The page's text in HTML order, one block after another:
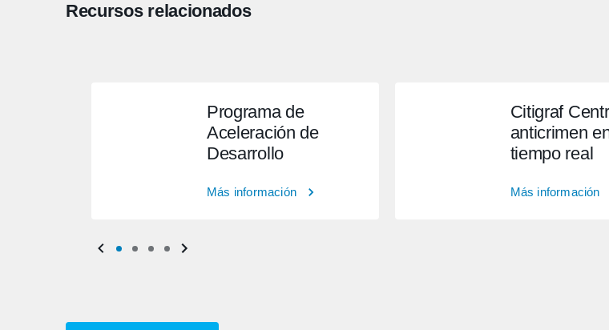
Recursos relacionados
Programa de
Aceleración de
Desarrollo
Más información
Citigraf
anticrimen
tiempo real
Más información